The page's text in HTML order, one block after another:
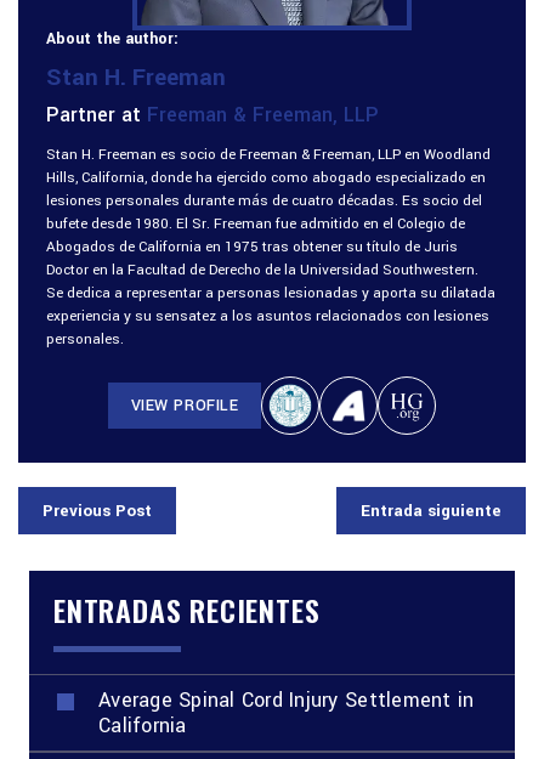
About the author:
Stan H. Freeman
Partner at Freeman & Freeman, LLP
Stan H. Freeman es socio de Freeman & Freeman, LLP en Woodland
Hills, California, donde ha ejercido como abogado especializado en
lesiones personales durante más de cuatro décadas. Es socio del
bufete desde 1980. El Sr. Freeman fue admitido en el Colegio de
Abogados de California en 1975 tras obtener su título de Juris
Doctor en la Facultad de Derecho de la Universidad Southwestern.
Se dedica a representar a personas lesionadas y aporta su dilatada
experiencia y su sensatez a los asuntos relacionados con lesiones
personales.
VIEW PROFILE
Previous Post Entrada siguiente
ENTRADAS RECIENTES
Average Spinal Cord Injury Settlement in
California